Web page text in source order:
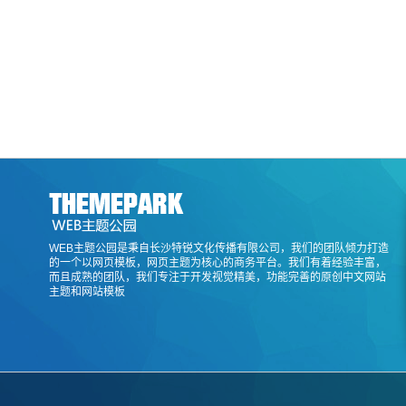
WEB主题公园是秉自长沙特锐文化传播有限公司，我们的团队倾力打造
的一个以网页模板，网页主题为核心的商务平台。我们有着经验丰富，
而且成熟的团队，我们专注于开发视觉精美，功能完善的原创中文网站
主题和网站模板